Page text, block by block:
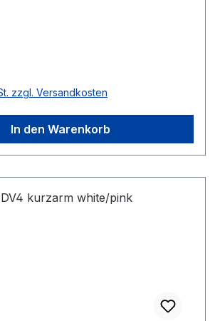
zzgl. Versandkosten
In den Warenkorb